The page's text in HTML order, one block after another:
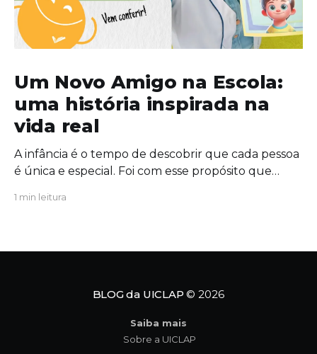
Um Novo Amigo na Escola:
uma história inspirada na
vida real
A infância é o tempo de descobrir que cada pessoa
é única e especial. Foi com esse propósito que
1 min leitura
BLOG da UICLAP © 2026
Saiba mais
Sobre a UICLAP